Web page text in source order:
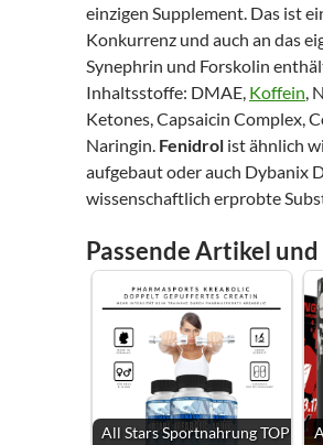
einzigen Supplement. Das ist
Konkurrenz und auch an das
Synephrin und Forskolin
Inhaltsstoffe: DMAE, Koffein,
Ketones, Capsaicin Complex,
Naringin. Fenidrol ist ähnlich
aufgebaut oder auch Dybanix
wissenschaftlich erprobte
Passende Artikel
All Stars Sportnahrung TOP